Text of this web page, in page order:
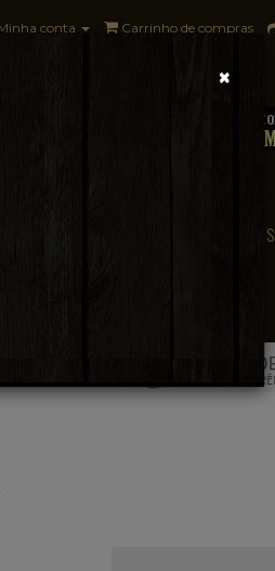
conta Carrinho de compras
PAÍSES
×